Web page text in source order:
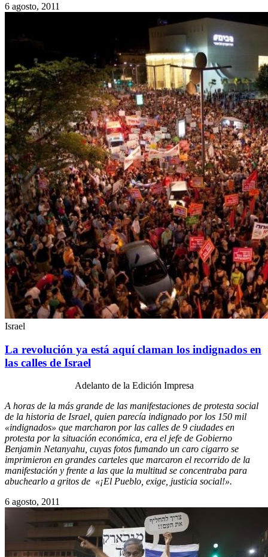
6 agosto, 2011
Israel
La revolución ya está aquí claman los indignados en
las calles de Israel
Adelanto de la Edición Impresa
A horas de la más grande de las manifestaciones de protesta social
de la historia de Israel, quien parecía indignado por los 150 mil
«indignados» que marcharon por las calles de 9 ciudades en
protesta por la situación económica, era el jefe de Gobierno
Benjamin Netanyahu, cuyas fotos fumando un caro cigarro se
imprimieron en grandes carteles que marcaron el recorrido de la
manifestación y frente a las que la multitud se concentraba para
abuchearlo a gritos de «¡El Pueblo, exige, justicia social!».
6 agosto, 2011